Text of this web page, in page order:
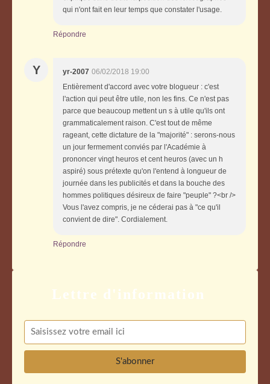
qui n'ont fait en leur temps que constater l'usage.
Répondre
Y yr-2007 06/02/2018 19:00
Entièrement d'accord avec votre blogueur : c'est
l'action qui peut être utile, non les fins. Ce n'est pas
parce que beaucoup mettent un s à utile qu'ils ont
grammaticalement raison. C'est tout de même
rageant, cette dictature de la "majorité" : serons-nous
un jour fermement conviés par l'Académie à
prononcer vingt heuros et cent heuros (avec un h
aspiré) sous prétexte qu'on l'entend à longueur de
journée dans les publicités et dans la bouche des
hommes politiques désireux de faire "peuple" ?<br />
Vous l'avez compris, je ne céderai pas à "ce qu'il
convient de dire". Cordialement.
Répondre